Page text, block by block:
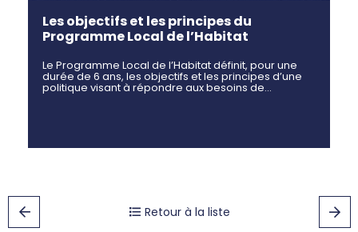
Les objectifs et les principes du
Programme Local de l’Habitat
Le Programme Local de l’Habitat définit, pour une
durée de 6 ans, les objectifs et les principes d’une
politique visant à répondre aux besoins de…
Retour à la liste